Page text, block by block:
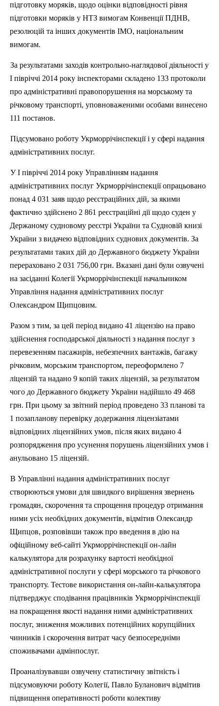
підготовку моряків, щодо оцінки відповідності рівня
підготовки моряків у НТЗ вимогам Конвенції ПДНВ,
резолюцій та інших документів ІМО, національним
вимогам.
За результатами заходів контрольно-наглядової діяльності у
І півріччі 2014 року інспекторами складено 133 протоколи
про адміністративні правопорушення на морському та
річковому транспорті, уповноваженими особами винесено
111 постанов.
Підсумовано роботу Укрморрічінспекціїі у сфері надання
адміністративних послуг.
У І півріччі 2014 року Управлінням надання
адміністративних послуг Укрморрічінспекціїопрацьовано
понад 4 031 заяв щодо реєстраційних дій, за якими
фактично здійснено 2 861 реєстраційні дії щодо суден у
Держаному судновому реєстрі України та Судновій книзі
України з видачею відповідних суднових документів. За
результатами таких дій до Державного бюджету України
перераховано 2 031 756,00 грн. Вказані дані були озвучені
на засіданні КолегіїУкрморрічінспекціїначальником
Управління надання адміністративних послуг
Олександром Щипцовим.
Разом з тим, за цей період видано 41 ліцензію на право
здійснення господарської діяльності з надання послуг з
перевезенням пасажирів, небезпечних вантажів, багажу
річковим, морським транспортом, переоформлено 7
ліцензій та надано 9 копій таких ліцензій, за результатом
чого до Державного бюджету України надійшло 49 468
грн. При цьому за звітний період проведено 33 планові та
1 позапланову перевірку додержання ліцензіатами
відповідних ліцензійних умов, після яких видано 4
розпорядження про усунення порушень ліцензійних умов і
анульовано 15 ліцензій.
В Управлінні надання адміністративних послуг
створюються умови для швидкого вирішення звернень
громадян, скорочення та спрощення процедур отримання
ними усіх необхідних документів, відмітив Олександр
Щипцов, розповівши також про введення в дію на
офіційному веб-сайті Укрморрічінспекціїон-лайн
калькулятора для розрахунку вартості необхідної
адміністративної послуги у сфері морського та річкового
транспорту. Тестове використання он-лайн-калькулятора
підтверджує сподівання працівників Укрморрічінспекції
на покращення якості надання ними адміністративних
послуг, зниження можливих потенційних корупційних
чинників і скорочення витрат часу безпосередніми
споживачами адмінпослуг.
Проаналізувавши озвучену статистичну звітність і
підсумовуючи роботу Колегії, Павло Буланович відмітив
підвищення оперативності роботи колективу